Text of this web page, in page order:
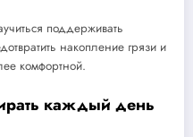
поддерживать
накопление грязи и
комфортной.
каждый день